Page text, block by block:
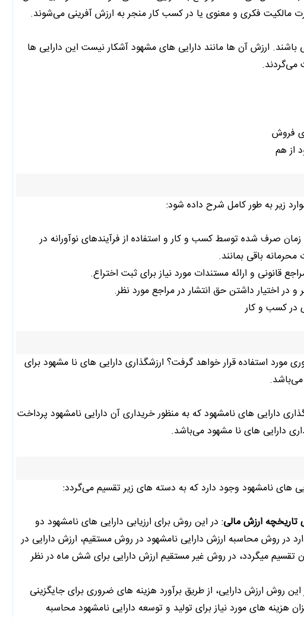
مالکیت فکری و معنوی یا در کسب کار منجر به ارزش آفرینی می‌شوند.
باشند. ارزش آن ها مانند دارایی های مشهود آشکار نیست این دارایی ها
می‌گردند.
فروش
از هم
زیر به طور کامل شرح داده شود:
صرف شده توسط کسب و کار و استفاده از فرآیندهای نوآورانه در
باقی بمانند.
قانونی و ارائه مستندات مورد نیاز برای ثبت اختراع.
در اختیار داشتن حق انتشار در مراجع مورد نظر.
در کسب و کار
مورد استفاده قرار خواهد گرفت؟ ارزشگذاری دارایی های نا مشهود برای
گذاری دارایی های نامشهود که به منظور خریداری آن دارایی نامشهود پرداخت
دارایی های نا مشهود می‌باشد.
های نامشهود وجود دارد که به دسته های زیر تقسیم می‌گردد:
تاریخچه ارزش مالی: در این روش برای ارزیابی دارایی های نامشهود دو
در روش محاسبه ارزش دارایی نامشهود در روش مستقیم، ارزش دارایی در
تقسیم میگردد، در روش غیر مستقیم ارزش دارایی برای شش ماه در نظر
این روش ارزش دارایی، از طریق برآورد هزینه های ضروری برای جایگزینی
هزینه های مورد نیاز برای تولید و توسعه دارایی نامشهود محاسبه